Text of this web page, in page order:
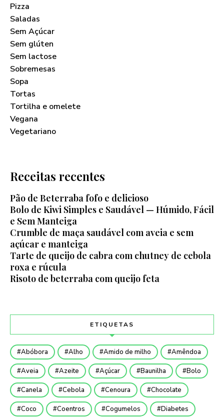
Pizza
Saladas
Sem Açúcar
Sem glúten
Sem lactose
Sobremesas
Sopa
Tortas
Tortilha e omelete
Vegana
Vegetariano
Receitas recentes
Pão de Beterraba fofo e delicioso
Bolo de Kiwi Simples e Saudável — Húmido, Fácil
e Sem Manteiga
Crumble de maça saudável com aveia e sem
açúcar e manteiga
Tarte de queijo de cabra com chutney de cebola
roxa e rúcula
Risoto de beterraba com queijo feta
ETIQUETAS
Abóbora Alho Amido de milho Amêndoa
Aveia Azeite Açúcar Baunilha Bolo
Canela Cebola Cenoura Chocolate
Coco Coentros Cogumelos Diabetes